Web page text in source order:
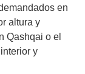
en
altura y
Qashqai o el
y